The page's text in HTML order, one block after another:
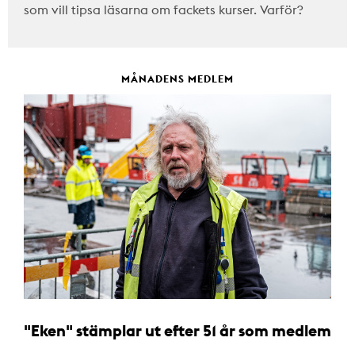
som vill tipsa läsarna om fackets kurser. Varför?
MÅNADENS MEDLEM
"Eken" stämplar ut efter 51 år som medlem